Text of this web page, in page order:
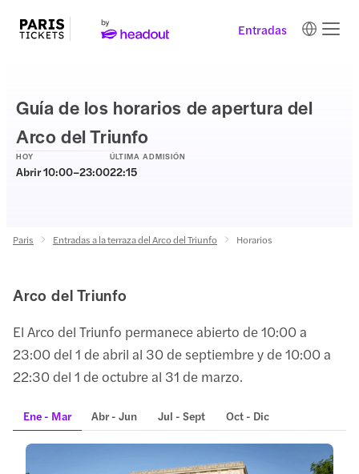
Entradas
Guía de los horarios de apertura del
Arco del Triunfo
HOY
Abrir 10:00–23:00
ÚLTIMA ADMISIÓN
22:15
Paris Entradas a la terraza del Arco del Triunfo Horarios
Arco del Triunfo
El Arco del Triunfo permanece abierto de 10:00 a
23:00 del 1 de abril al 30 de septiembre y de 10:00 a
22:30 del 1 de octubre al 31 de marzo.
Ene - Mar Abr - Jun Jul - Sept Oct - Dic